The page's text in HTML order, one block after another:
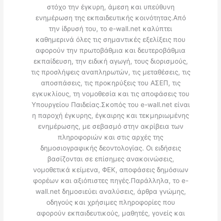
στόχο την έγκυρη, άμεση και υπεύθυνη
ενημέρωση της εκπαιδευτικής κοινότητας.Από
την ίδρυσή του, το e-wall.net καλύπτει
καθημερινά όλες τις σημαντικές εξελίξεις που
αφορούν την πρωτοβάθμια και δευτεροβάθμια
εκπαίδευση, την ειδική αγωγή, τους διορισμούς,
τις προσλήψεις αναπληρωτών, τις μεταθέσεις, τις
αποσπάσεις, τις προκηρύξεις του ΑΣΕΠ, τις
εγκυκλίους, τη νομοθεσία και τις αποφάσεις του
Υπουργείου Παιδείας.Σκοπός του e-wall.net είναι
η παροχή έγκυρης, έγκαιρης και τεκμηριωμένης
ενημέρωσης, με σεβασμό στην ακρίβεια των
πληροφοριών και στις αρχές της
δημοσιογραφικής δεοντολογίας. Οι ειδήσεις
βασίζονται σε επίσημες ανακοινώσεις,
νομοθετικά κείμενα, ΦΕΚ, αποφάσεις δημόσιων
φορέων και αξιόπιστες πηγές.Παράλληλα, το e-
wall.net δημοσιεύει αναλύσεις, άρθρα γνώμης,
οδηγούς και χρήσιμες πληροφορίες που
αφορούν εκπαιδευτικούς, μαθητές, γονείς και